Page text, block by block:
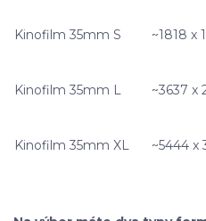
Kinofilm 35mm S ~1818 x
Kinofilm 35mm L ~3637 x
Kinofilm 35mm XL ~5444 x